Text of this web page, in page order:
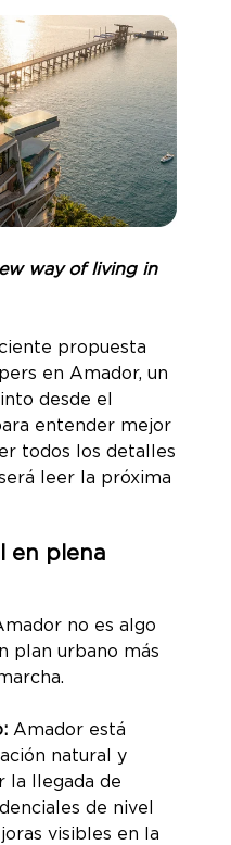
way of living in
propuesta
en Amador, un
desde el
entender mejor
todos los detalles
leer la próxima
en plena
no es algo
plan urbano más
Amador está
natural y
la llegada de
de nivel
visibles en la